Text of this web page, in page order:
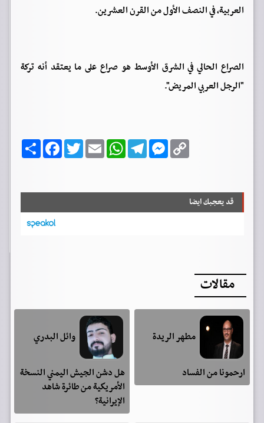
العربية، في النصف الأول من القرن العشرين.
‏الصراع الحالي في الشرق الأوسط هو صراع على ما يعتقد أنه تركة
"الرجل العربي المريض".
ا
ن
ش
F
a
c
o
k
T
w
i
e
E
m
a
W
h
a
A
p
T
e
l
r
m
M
e
s
n
e
C
o
p
i
kقد يعجبك ايضا
مقالات
مطهر الريدة
ارحمونا من الفساد
وائل البدري
هل دشن الجيش اليمني النسخة
الأمريكية من طائرة شاهد
الإيرانية؟